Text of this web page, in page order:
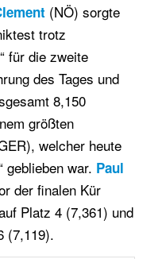
(NÖ) sorgte
trotz
für die zweite
des Tages und
8,150
größten
welcher heute
geblieben war. Paul
der finalen Kür
Platz 4 (7,361) und
(7,119).